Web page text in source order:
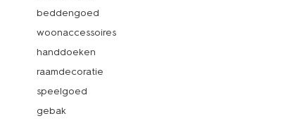
beddengoed
woonaccessoires
handdoeken
raamdecoratie
speelgoed
gebak